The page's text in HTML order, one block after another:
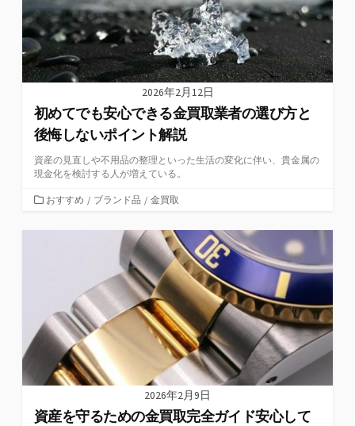
2026年2月12日
初めてでも安心できる金買取業者の選び方と
後悔しないポイント解説
資産の見直しや不用品の整理といった生活の変化に伴い、貴金属の
現金化を検討する人が増えている。
カ
ゴ
おすすめ / ブランド品 / 金買取
2026年2月9日
資産を守るための金買取完全ガイド安心して